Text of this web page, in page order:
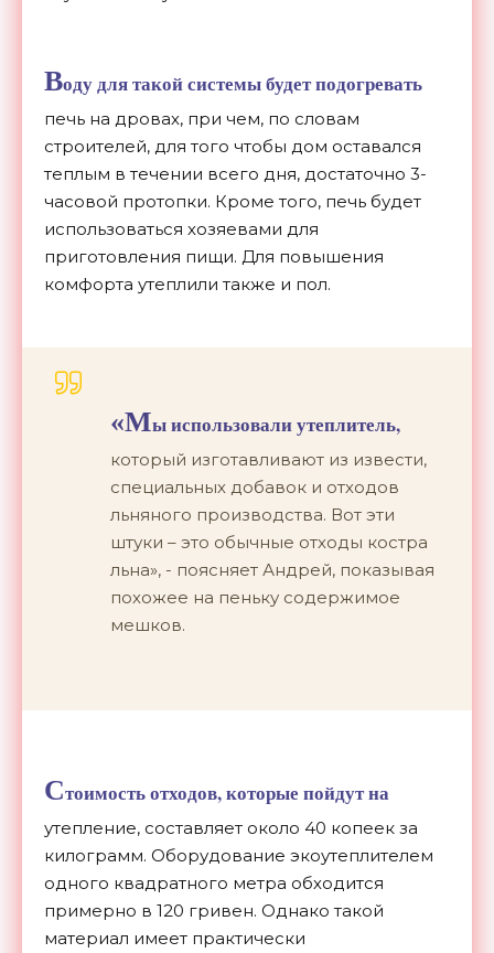
Воду для такой системы будет подогревать
печь на дровах, при чем, по словам
строителей, для того чтобы дом оставался
теплым в течении всего дня, достаточно 3-
часовой протопки. Кроме того, печь будет
использоваться хозяевами для
приготовления пищи. Для повышения
комфорта утеплили также и пол.
«Мы использовали утеплитель,
который изготавливают из извести,
специальных добавок и отходов
льняного производства. Вот эти
штуки – это обычные отходы костра
льна», - поясняет Андрей, показывая
похожее на пеньку содержимое
мешков.
Стоимость отходов, которые пойдут на
утепление, составляет около 40 копеек за
килограмм. Оборудование экоутеплителем
одного квадратного метра обходится
примерно в 120 гривен. Однако такой
материал имеет практически